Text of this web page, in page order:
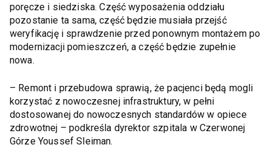
poręcze i siedziska. Część wyposażenia oddziału
pozostanie ta sama, część będzie musiała przejść
weryfikację i sprawdzenie przed ponownym montażem po
modernizacji pomieszczeń, a część będzie zupełnie
nowa.
– Remont i przebudowa sprawią, że pacjenci będą mogli
korzystać z nowoczesnej infrastruktury, w pełni
dostosowanej do nowoczesnych standardów w opiece
zdrowotnej – podkreśla dyrektor szpitala w Czerwonej
Górze Youssef Sleiman.